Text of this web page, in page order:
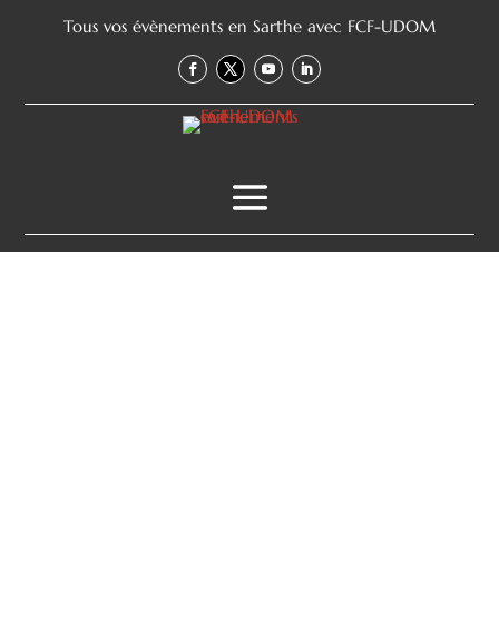
Tous vos évènements en Sarthe avec FCF-UDOM